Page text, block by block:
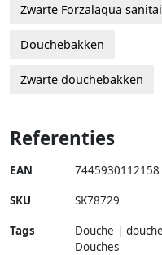
Zwarte Forzalaqua
Douchebakken
Zwarte douchebakken
Referenties
EAN 7445930112158
SKU SK78729
Tags
Douche |
Douches